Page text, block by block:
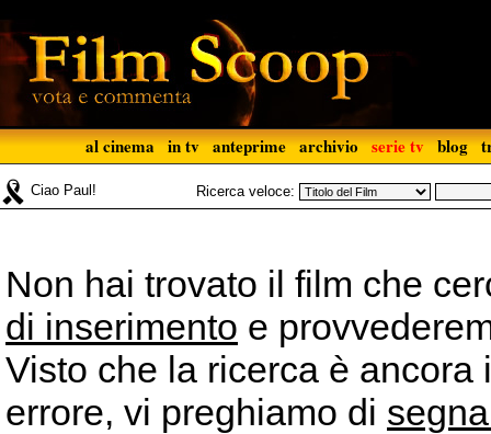
al cinema in tv anteprime archivio serie tv blog
Ciao Paul! Ricerca veloce:
Non hai trovato il film che
di inserimento e
Visto che la ricerca è
errore, vi preghiamo di